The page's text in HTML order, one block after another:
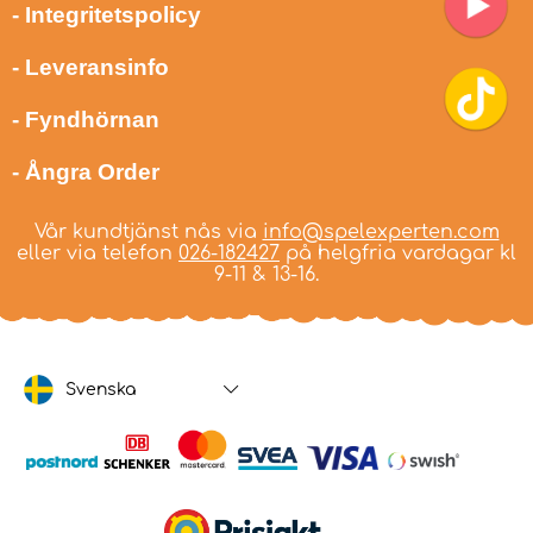
- Integritetspolicy
- Leveransinfo
- Fyndhörnan
- Ångra Order
Vår kundtjänst nås via info@spelexperten.com
eller via telefon 026-182427 på helgfria vardagar kl
9-11 & 13-16.
Svenska